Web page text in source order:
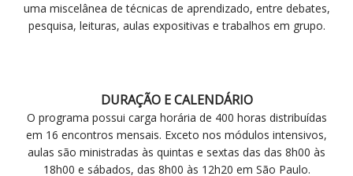
uma miscelânea de técnicas de aprendizado, entre debates,
pesquisa, leituras, aulas expositivas e trabalhos em grupo.
DURAÇÃO E CALENDÁRIO
O programa possui carga horária de 400 horas distribuídas
em 16 encontros mensais. Exceto nos módulos intensivos,
aulas são ministradas às quintas e sextas das das 8h00 às
18h00 e sábados, das 8h00 às 12h20 em São Paulo.